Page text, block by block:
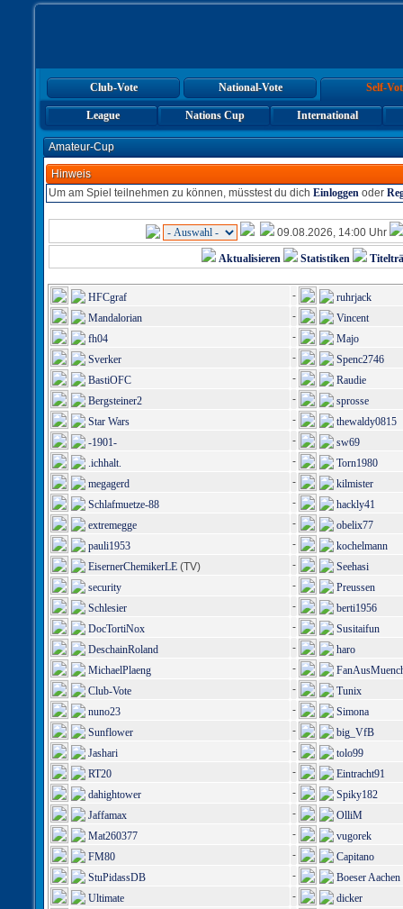
Club-Vote National-Vote Self-
League Nations Cup International
Amateur-Cup
Hinweis
Um am Spiel teilnehmen zu können, müsstest du dich Einloggen oder
09.08.2026, 14:00 Uhr
Aktualisieren Statistiken
HFCgraf -
ruhrjack
Mandalorian
-
Vincent
fh04
-
Majo
Sverker
-
Spenc2746
BastiOFC
-
Raudie
Bergsteiner2
-
sprosse
Star Wars
-
thewaldy0815
-1901-
-
sw69
.ichhalt.
-
Torn1980
megagerd
-
kilmister
Schlafmuetze-88
-
hackly41
extremegge
-
obelix77
pauli1953
-
kochelmann
EisernerChemikerLE (TV) -
Seehasi
security
-
Preussen
Schlesier
-
berti1956
DocTortiNox
-
Susitaifun
DeschainRoland
-
haro
MichaelPlaeng
-
Club-Vote
-
Tunix
nuno23
-
Simona
Sunflower
-
big_VfB
Jashari
-
tolo99
RT20
-
Eintracht91
dahightower
-
Spiky182
Jaffamax
-
OlliM
Mat260377
-
vugorek
FM80
-
Capitano
StuPidassDB
-
Boeser
Ultimate
-
dicker